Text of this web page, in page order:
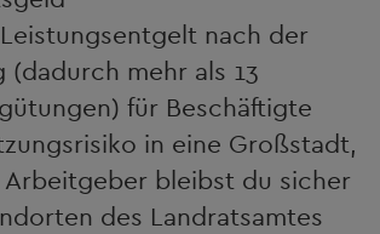
nach der
(dadurch mehr als 13
für Beschäftigte
in eine Großstadt,
Arbeitgeber bleibst du sicher
des Landratsamtes